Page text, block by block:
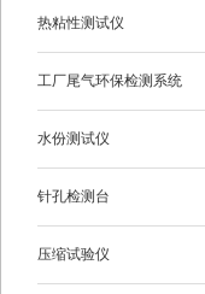
热粘性测试仪
工厂尾气环保检测系统
水份测试仪
针孔检测台
压缩试验仪